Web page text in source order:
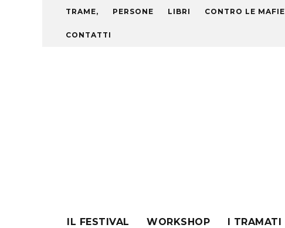
TRAME, PERSONE LIBRI CONTRO LE MAFIE
CONTATTI
IL FESTIVAL WORKSHOP I TRAMATI